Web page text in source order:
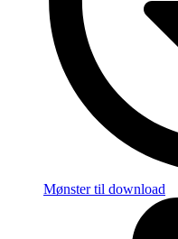
Mønster til download